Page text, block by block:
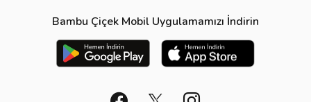
Bambu Çiçek Mobil Uygulamamızı İndirin